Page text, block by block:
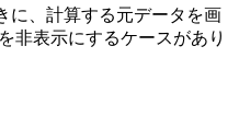
に、計算する元データを画
非表示にするケースがあり